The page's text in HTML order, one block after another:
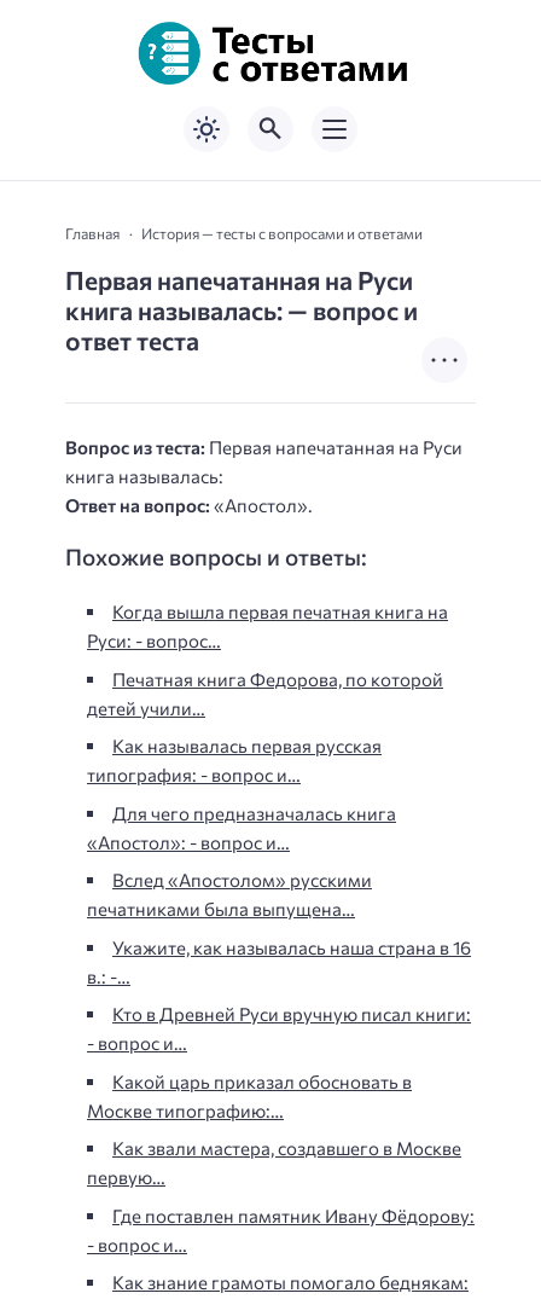
Главная История — тесты с вопросами и ответами
Первая напечатанная на Руси
книга называлась: — вопрос и
ответ теста
Вопрос из теста: Первая напечатанная на Руси
книга называлась:
Ответ на вопрос: «Апостол».
Похожие вопросы и ответы:
Когда вышла первая печатная книга на
Руси: - вопрос…
Печатная книга Федорова, по которой
детей учили…
Как называлась первая русская
типография: - вопрос и…
Для чего предназначалась книга
«Апостол»: - вопрос и…
Вслед «Апостолом» русскими
печатниками была выпущена…
Укажите, как называлась наша страна в 16
в.: -…
Кто в Древней Руси вручную писал книги:
- вопрос и…
Какой царь приказал обосновать в
Москве типографию:…
Как звали мастера, создавшего в Москве
первую…
Где поставлен памятник Ивану Фёдорову:
- вопрос и…
Как знание грамоты помогало беднякам: